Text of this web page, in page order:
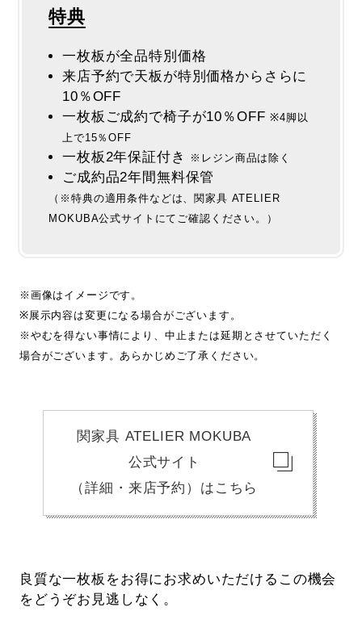
特典
一枚板が全品特別価格
来店予約で天板が特別価格からさらに
10％OFF
一枚板ご成約で椅子が10％OFF※4脚以
上で15％OFF
一枚板2年保証付き ※レジン商品は除く
ご成約品2年間無料保管
（※特典の適用条件などは、関家具 ATELIER
MOKUBA公式サイトにてご確認ください。）
※画像はイメージです。
※展示内容は変更になる場合がございます。
※やむを得ない事情により、中止または延期とさせていただく
場合がございます。あらかじめご了承ください。
関家具 ATELIER MOKUBA
公式サイト
（詳細・来店予約）はこちら
良質な一枚板をお得にお求めいただけるこの機会
をどうぞお見逃しなく。